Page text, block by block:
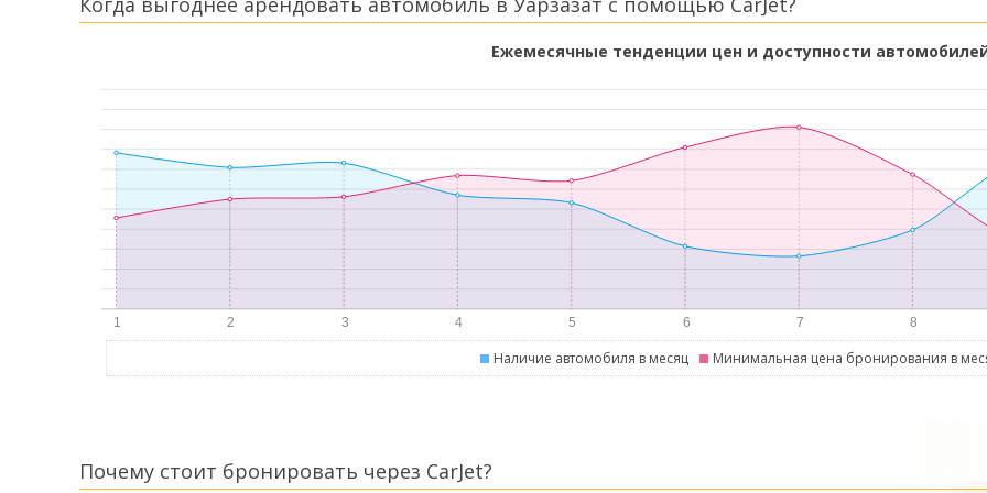
Ежемесячные тенденции цен и доступности
Наличие автомобиля в месяц Минимальная цена бронирования в
Почему стоит бронировать через CarJet?